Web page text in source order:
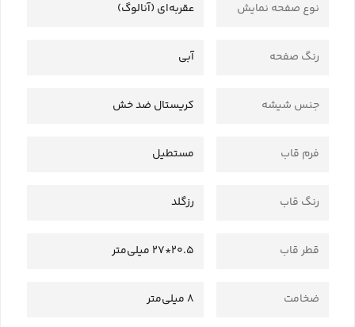
نوع صفحه نمایش عقربه‌ای (آنالوگ)
رنگ صفحه آبی
جنس شیشه کریستال ضد خش
فرم قاب مستطیل
رنگ قاب رزگلد
قطر قاب 20.5*27 میلی‌متر
ضخامت 8 میلی‌متر